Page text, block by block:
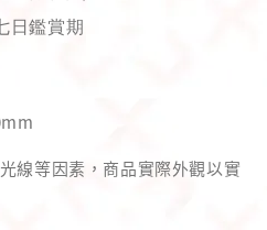
日鑑賞期
線等因素，商品實際外觀以實